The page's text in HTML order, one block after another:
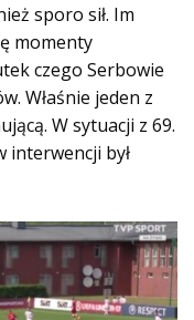
sporo sił. Im
momenty
czego Serbowie
Właśnie jeden z
W sytuacji z 69.
interwencji był